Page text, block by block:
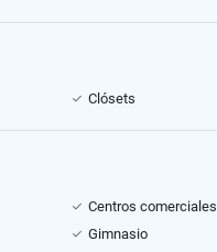
Clósets
Centros comerciales
Gimnasio